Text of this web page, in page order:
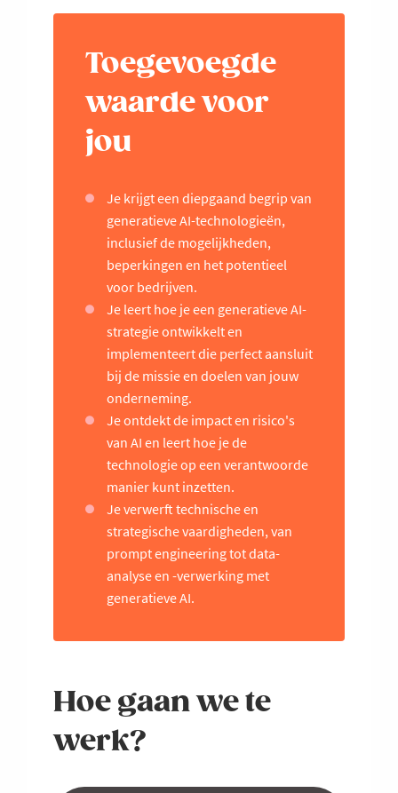
Toegevoegde
waarde voor
jou
Je krijgt een diepgaand begrip van
generatieve AI-technologieën,
inclusief de mogelijkheden,
beperkingen en het potentieel
voor bedrijven.
Je leert hoe je een generatieve AI-
strategie ontwikkelt en
implementeert die perfect aansluit
bij de missie en doelen van jouw
onderneming.
Je ontdekt de impact en risico's
van AI en leert hoe je de
technologie op een verantwoorde
manier kunt inzetten.
Je verwerft technische en
strategische vaardigheden, van
prompt engineering tot data-
analyse en -verwerking met
generatieve AI.
Hoe gaan we te
werk?